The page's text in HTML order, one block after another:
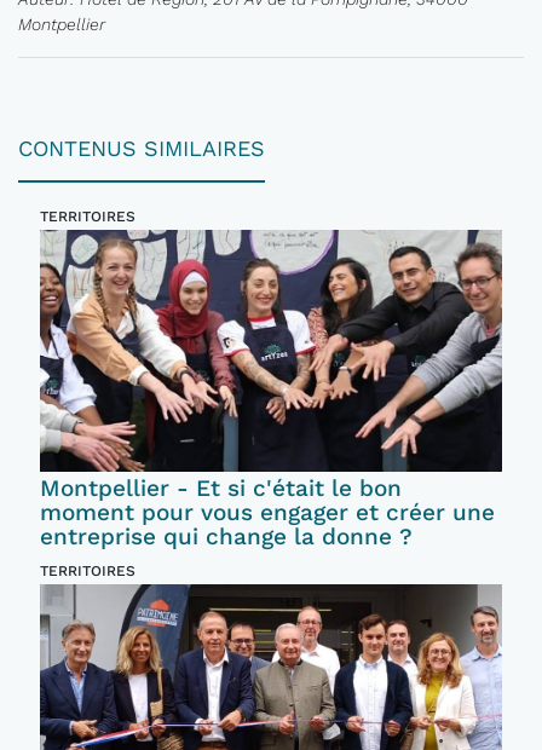
Montpellier
CONTENUS SIMILAIRES
TERRITOIRES
Montpellier - Et si c'était le bon
moment pour vous engager et créer une
entreprise qui change la donne ?
TERRITOIRES